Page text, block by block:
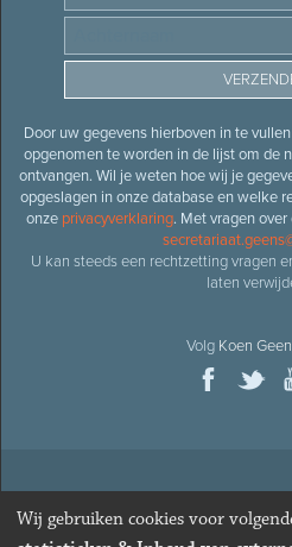
Door uw gegevens hierboven in te
opgenomen te worden in de lijst om de
ontvangen. Wil je weten hoe wij je
opgeslagen in onze database en welke
onze privacyverklaring. Met vragen
U kan steeds een rechtzetting vragen
laten
Volg Koen
© 2026Oud-minister en ere-
· Alle rechten
Wij gebruiken cookies voor